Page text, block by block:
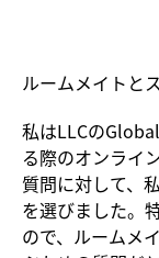
ルームメイトと
私はLLCの
る際のオンライ
質問に対して、
を選びました。
ので、ルームメ